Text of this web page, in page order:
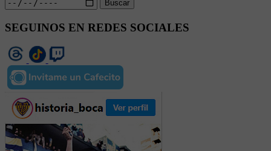
Buscar
SEGUINOS EN REDES SOCIALES